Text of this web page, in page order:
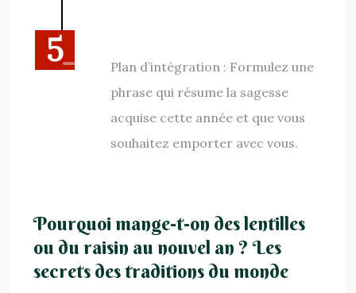
Plan d’intégration : Formulez une
phrase qui résume la sagesse
acquise cette année et que vous
souhaitez emporter avec vous.
Pourquoi mange-t-on des lentilles
ou du raisin au nouvel an ? Les
secrets des traditions du monde